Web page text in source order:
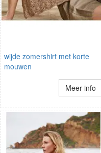
wijde zomershirt met korte
mouwen
Meer info